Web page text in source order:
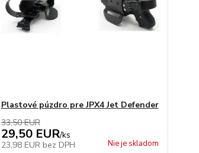
Plastové púzdro pre JPX4 Jet Defender
33,50 EUR
29,50 EUR/ks
23,98 EUR bez DPH Nie je skladom